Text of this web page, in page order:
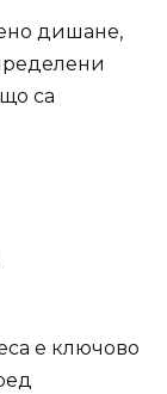
дишане,
са
е ключово